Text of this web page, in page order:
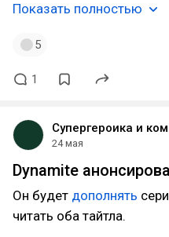
Показать полностью
5
1
Супергероика и
24 мая
Dynamite
Он будет дополнять
читать оба тайтла.